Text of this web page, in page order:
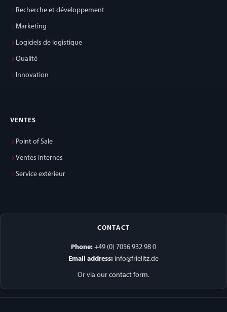
Recherche et développement
Marketing
Logiciels de logistique
Qualité
Innovation
VENTES
Point of Sale
Ventes internes
Service extérieur
CONTACT
Phone: +49 (0) 7056 932 98 0
Email address: info@frielitz.de
Or via our contact form.